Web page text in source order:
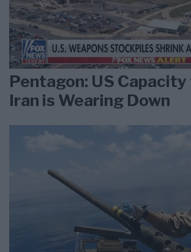
Pentagon: US
Iran is Wearing Down